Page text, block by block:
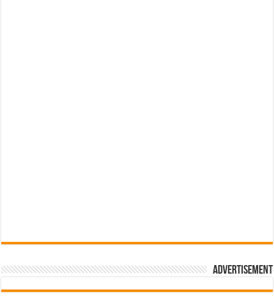
Advertisement